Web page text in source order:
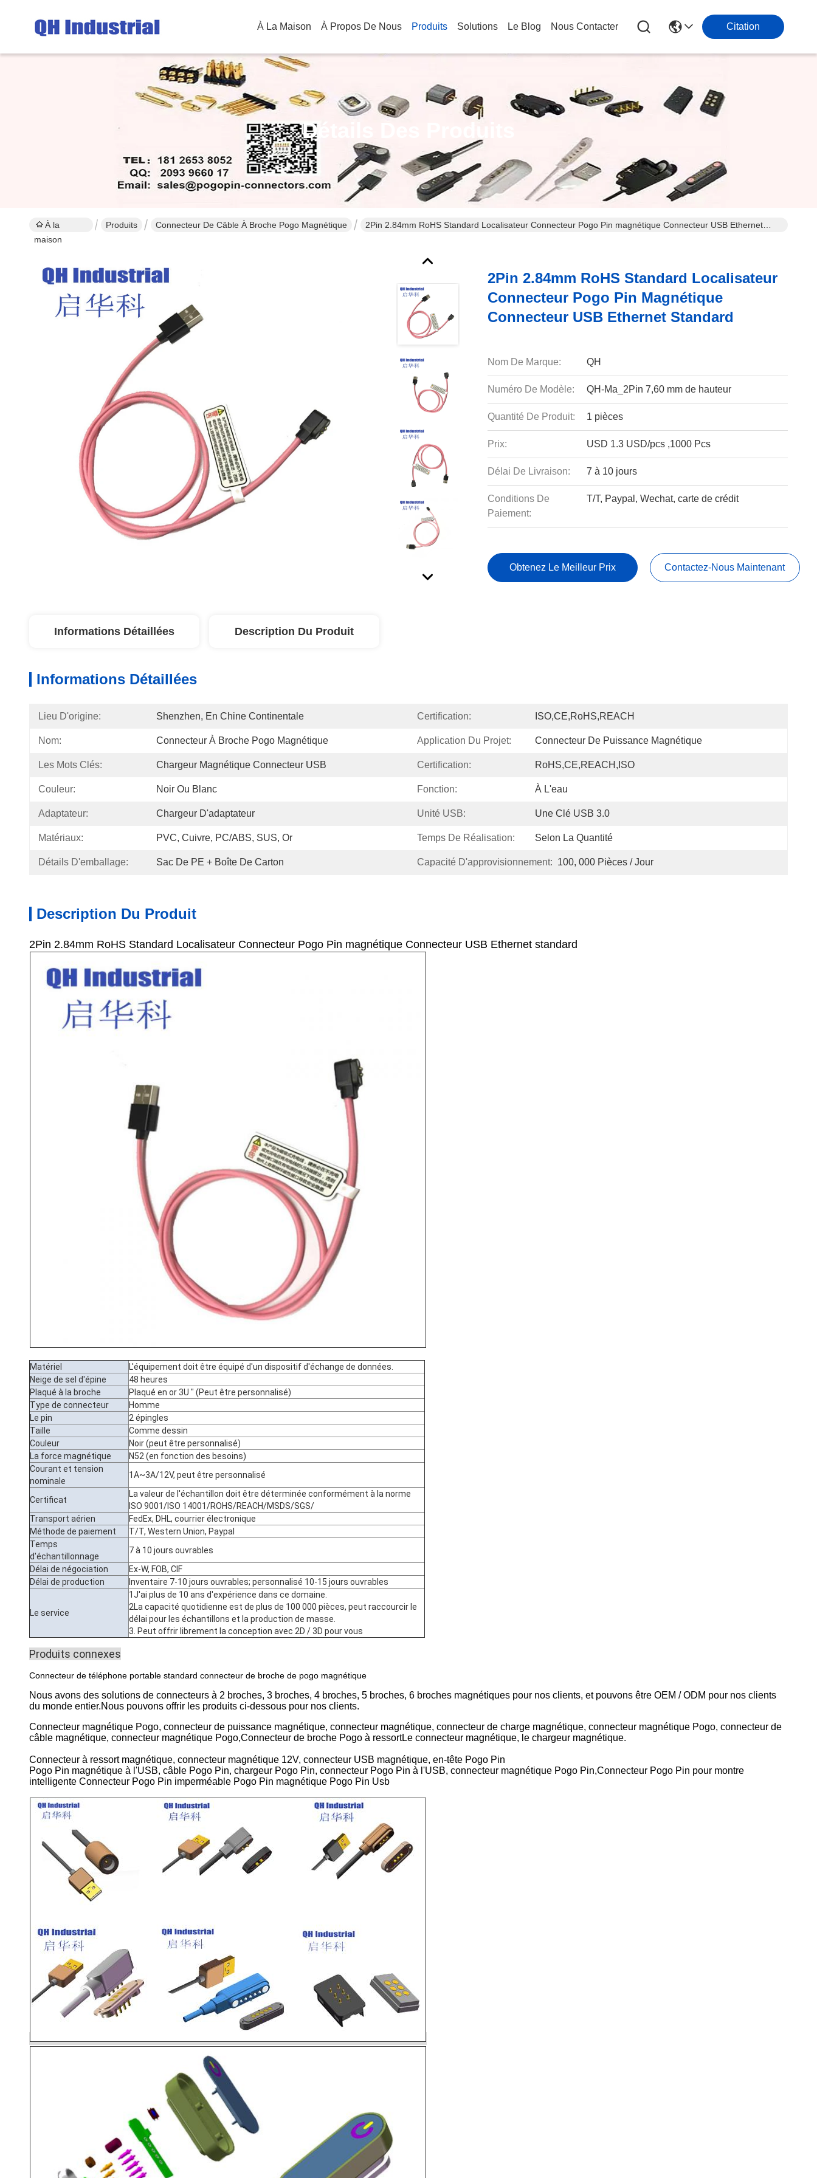
À La Maison À Propos De Nous Produits Solutions Le Blog Nous Contacter Citation
Détails Des Produits
À la
maison
Produits Connecteur De Câble À Broche Pogo Magnétique
2Pin 2.84mm RoHS Standard Localisateur Connecteur Pogo Pin magnétique Connecteur USB Ethernet
2Pin 2.84mm RoHS Standard Localisateur
Connecteur Pogo Pin Magnétique
Connecteur USB Ethernet Standard
Nom De Marque: QH
Numéro De Modèle: QH-Ma_2Pin 7,60 mm de hauteur
Quantité De Produit: 1 pièces
Prix: USD 1.3 USD/pcs ,1000 Pcs
Délai De Livraison: 7 à 10 jours
Conditions De
Paiement:
T/T, Paypal, Wechat, carte de crédit
Obtenez Le Meilleur Prix Contactez-Nous Maintenant
Informations Détaillées Description Du Produit
Informations Détaillées
Lieu D'origine: Shenzhen, En Chine Continentale Certification: ISO,CE,RoHS,REACH
Nom: Connecteur À Broche Pogo Magnétique Application Du Projet: Connecteur De Puissance Magnétique
Les Mots Clés: Chargeur Magnétique Connecteur USB Certification: RoHS,CE,REACH,ISO
Couleur: Noir Ou Blanc Fonction: À L'eau
Adaptateur: Chargeur D'adaptateur Unité USB: Une Clé USB 3.0
Matériaux: PVC, Cuivre, PC/ABS, SUS, Or Temps De Réalisation: Selon La Quantité
Détails D'emballage: Sac De PE + Boîte De Carton Capacité D'approvisionnement: 100, 000 Pièces / Jour
Description Du Produit
2Pin 2.84mm RoHS Standard Localisateur Connecteur Pogo Pin magnétique Connecteur USB Ethernet standard
Matériel
L'équipement doit être équipé d'un dispositif d'échange de données.
Neige de sel d'épine
48 heures
Plaqué à la broche
Plaqué en or 3U " (Peut être personnalisé)
Type de connecteur
Homme
Le pin
2 épingles
Taille
Comme dessin
Couleur
Noir (peut être personnalisé)
La force magnétique
N52 (en fonction des besoins)
Courant et tension
nominale
1A~3A/12V, peut être personnalisé
Certificat
La valeur de l'échantillon doit être déterminée conformément à la norme
ISO 9001/ISO 14001/ROHS/REACH/MSDS/SGS/
Transport aérien
FedEx, DHL, courrier électronique
Méthode de paiement
T/T, Western Union, Paypal
Temps
d'échantillonnage
7 à 10 jours ouvrables
Délai de négociation
Ex-W, FOB, CIF
Délai de production
Inventaire 7-10 jours ouvrables; personnalisé 10-15 jours ouvrables
Le service
1J'ai plus de 10 ans d'expérience dans ce domaine.
2La capacité quotidienne est de plus de 100 000 pièces, peut raccourcir le
délai pour les échantillons et la production de masse.
3. Peut offrir librement la conception avec 2D / 3D pour vous
Produits connexes
Connecteur de téléphone portable standard connecteur de broche de pogo magnétique
Nous avons des solutions de connecteurs à 2 broches, 3 broches, 4 broches, 5 broches, 6 broches magnétiques pour nos clients, et pouvons être OEM / ODM pour nos clients
du monde entier.Nous pouvons offrir les produits ci-dessous pour nos clients.
Connecteur magnétique Pogo, connecteur de puissance magnétique, connecteur magnétique, connecteur de charge magnétique, connecteur magnétique Pogo, connecteur de
câble magnétique, connecteur magnétique Pogo,Connecteur de broche Pogo à ressortLe connecteur magnétique, le chargeur magnétique.
Connecteur à ressort magnétique, connecteur magnétique 12V, connecteur USB magnétique, en-tête Pogo Pin
Pogo Pin magnétique à l'USB, câble Pogo Pin, chargeur Pogo Pin, connecteur Pogo Pin à l'USB, connecteur magnétique Pogo Pin,Connecteur Pogo Pin pour montre
intelligente Connecteur Pogo Pin imperméable Pogo Pin magnétique Pogo Pin Usb